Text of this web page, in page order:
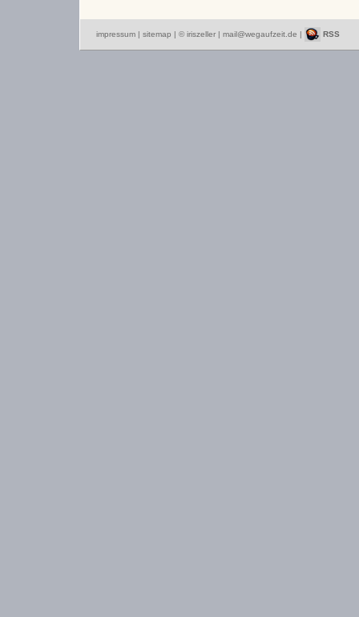
impressum | sitemap | © iriszeller | mail@wegaufzeit.de | RSS